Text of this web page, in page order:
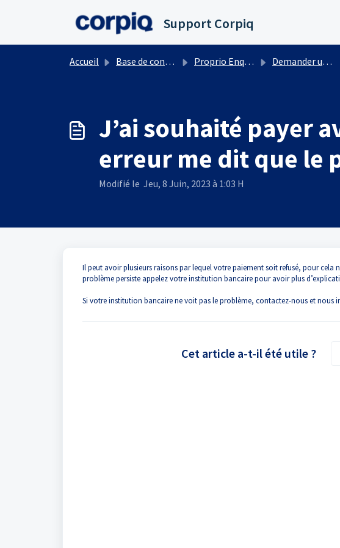
Support Corpiq
Accueil Base de connaissances Proprio Enquête Demander une enquête de crédit
J’ai souhaité payer
erreur me dit que le
Modifié le Jeu, 8 Juin, 2023 à 1:03 H
Il peut avoir plusieurs raisons par lequel votre paiement soit refusé, pour cela
problème persiste appelez votre institution bancaire pour avoir plus
Si votre institution bancaire ne voit pas le problème, contactez-nous et nous
Cet article a-t-il été utile ?